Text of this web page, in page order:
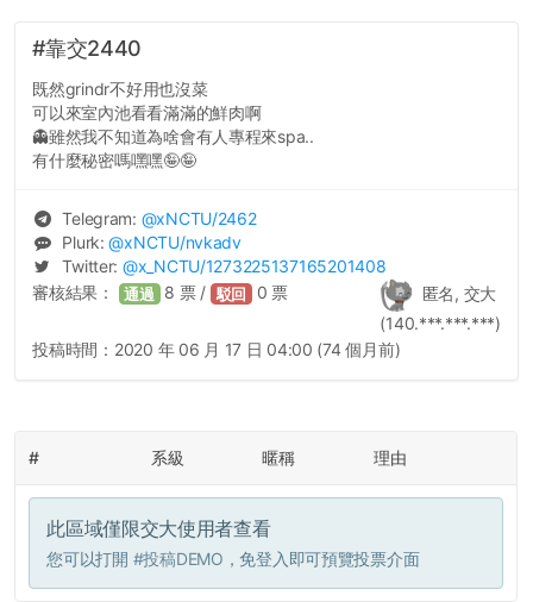
#靠交2440
既然grindr不好用也沒菜
可以來室內池看看滿滿的鮮肉啊
👻雖然我不知道為啥會有人專程來spa..
有什麼秘密嗎嘿嘿🤪🤪
Telegram: @xNCTU/2462
Plurk:@xNCTU/nvkadv
Twitter: @x_NCTU/1273225137165201408
匿名, 交大
(140.***.***.***)
審核結果： 通過 8 票 / 駁回 0 票
投稿時間： 2020 年 06 月 17 日 04:00 (74 個月前)
# 系級 暱稱 理由
此區域僅限交大使用者查看
您可以打開 #投稿DEMO ，免登入即可預覽投票介面